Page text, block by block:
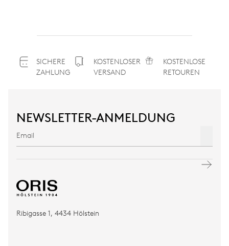
SICHERE
ZAHLUNG
KOSTENLOSER
VERSAND
KOSTENLOSE
RETOUREN
NEWSLETTER-ANMELDUNG
Ribigasse 1, 4434 Hölstein